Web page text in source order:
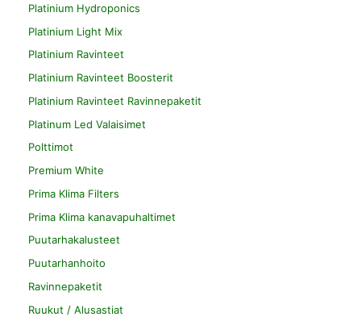
Platinium Hydroponics
Platinium Light Mix
Platinium Ravinteet
Platinium Ravinteet Boosterit
Platinium Ravinteet Ravinnepaketit
Platinum Led Valaisimet
Polttimot
Premium White
Prima Klima Filters
Prima Klima kanavapuhaltimet
Puutarhakalusteet
Puutarhanhoito
Ravinnepaketit
Ruukut / Alusastiat